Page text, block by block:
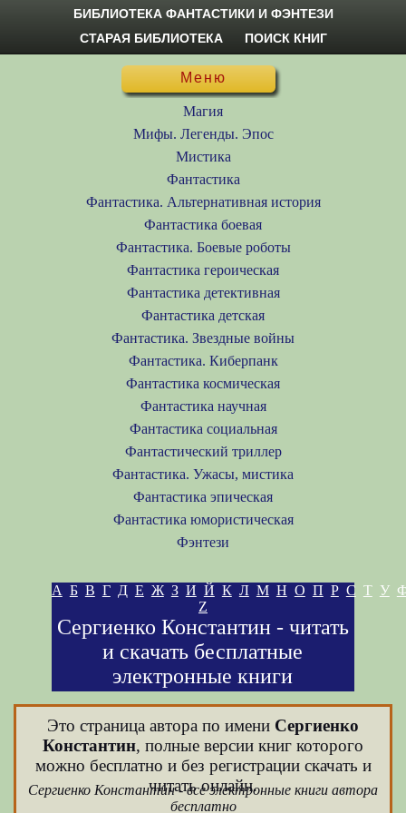
БИБЛИОТЕКА ФАНТАСТИКИ И ФЭНТЕЗИ
СТАРАЯ БИБЛИОТЕКА
ПОИСК КНИГ
Меню
Магия
Мифы. Легенды. Эпос
Мистика
Фантастика
Фантастика. Альтернативная история
Фантастика боевая
Фантастика. Боевые роботы
Фантастика героическая
Фантастика детективная
Фантастика детская
Фантастика. Звездные войны
Фантастика. Киберпанк
Фантастика космическая
Фантастика научная
Фантастика социальная
Фантастический триллер
Фантастика. Ужасы, мистика
Фантастика эпическая
Фантастика юмористическая
Фэнтези
А Б В Г Д Е Ж З И Й К Л М Н О П Р С Т У
Z
Сергиенко Константин - читать
и скачать бесплатные
электронные книги
Это страница автора по имени Сергиенко
Константин, полные версии книг которого
можно бесплатно и без регистрации скачать и
читать онлайн.
Сергиенко Константин - все электронные книги автора
бесплатно